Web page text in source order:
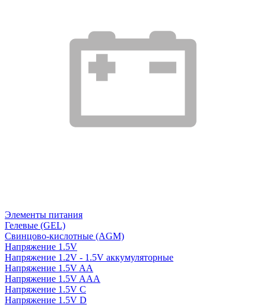
Элементы питания
Гелевые (GEL)
Свинцово-кислотные (AGM)
Напряжение 1.5V
Напряжение 1.2V - 1.5V аккумуляторные
Напряжение 1.5V AA
Напряжение 1.5V AAA
Напряжение 1.5V C
Напряжение 1.5V D